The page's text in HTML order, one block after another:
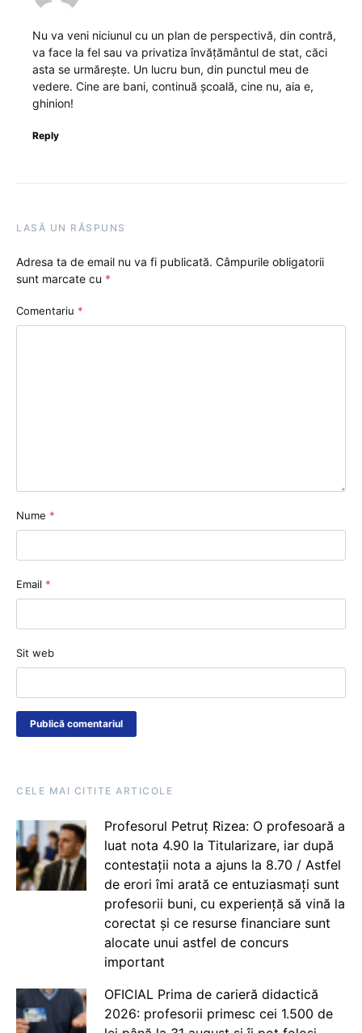
Nu va veni niciunul cu un plan de perspectivă, din contră,
va face la fel sau va privatiza învățământul de stat, căci
asta se urmărește. Un lucru bun, din punctul meu de
vedere. Cine are bani, continuă școală, cine nu, aia e,
ghinion!
Reply
LASĂ UN RĂSPUNS
Adresa ta de email nu va fi publicată. Câmpurile obligatorii
sunt marcate cu *
Comentariu *
Nume *
Email *
Sit web
CELE MAI CITITE ARTICOLE
Profesorul Petruț Rizea: O profesoară a
luat nota 4.90 la Titularizare, iar după
contestații nota a ajuns la 8.70 / Astfel
de erori îmi arată ce entuziasmați sunt
profesorii buni, cu experiență să vină la
corectat și ce resurse financiare sunt
alocate unui astfel de concurs
important
OFICIAL Prima de carieră didactică
2026: profesorii primesc cei 1.500 de